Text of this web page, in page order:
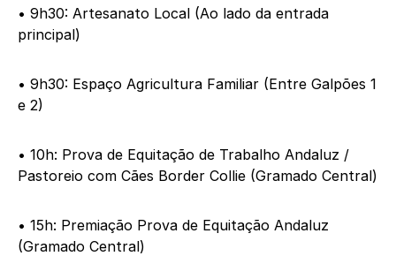
• 9h30: Artesanato Local (Ao lado da entrada
principal)
• 9h30: Espaço Agricultura Familiar (Entre Galpões 1
e 2)
• 10h: Prova de Equitação de Trabalho Andaluz /
Pastoreio com Cães Border Collie (Gramado Central)
• 15h: Premiação Prova de Equitação Andaluz
(Gramado Central)